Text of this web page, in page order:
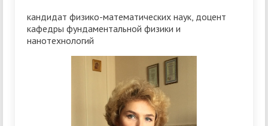
кандидат физико-математических наук, доцент
кафедры фундаментальной физики и
нанотехнологий